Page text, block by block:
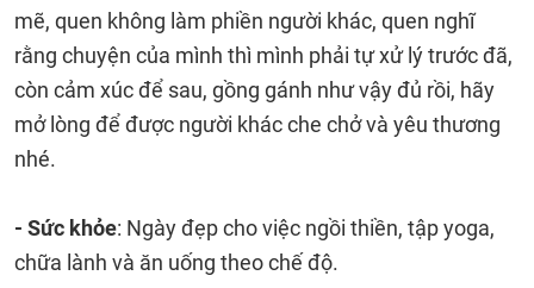
mẽ, quen không làm phiền người khác, quen nghĩ
rằng chuyện của mình thì mình phải tự xử lý trước đã,
còn cảm xúc để sau, gồng gánh như vậy đủ rồi, hãy
mở lòng để được người khác che chở và yêu thương
nhé.
- Sức khỏe: Ngày đẹp cho việc ngồi thiền, tập yoga,
chữa lành và ăn uống theo chế độ.